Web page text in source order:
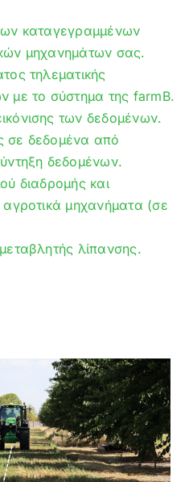
καταγεγραμμένων
μηχανημάτων σας.
τηλεματικής
με το σύστημα της farmB.
των δεδομένων.
σε δεδομένα από
δεδομένων.
διαδρομής και
μηχανήματα (σε
λίπανσης.